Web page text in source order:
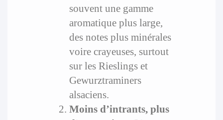
souvent une gamme
aromatique plus large,
des notes plus minérales
voire crayeuses, surtout
sur les Rieslings et
Gewurztraminers
alsaciens.
Moins d’intrants, plus